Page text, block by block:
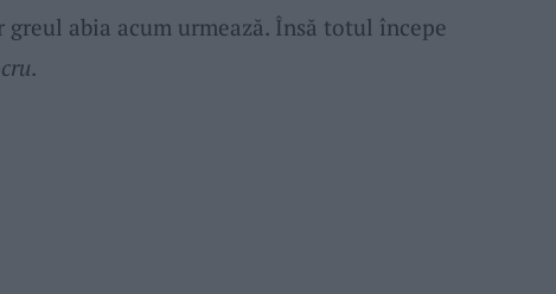
abia acum urmează. Însă totul începe
.